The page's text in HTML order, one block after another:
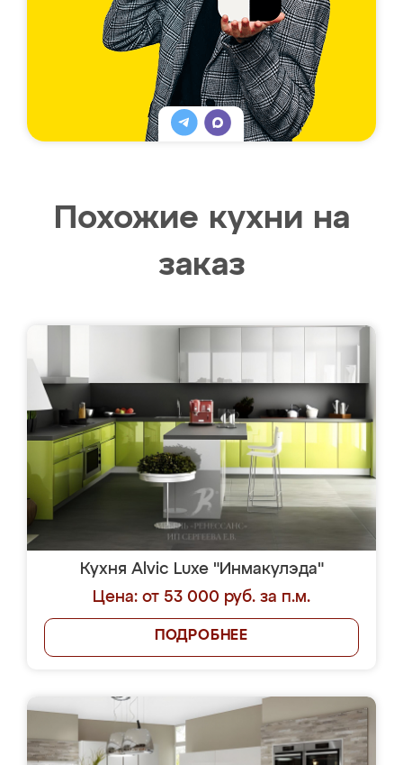
Похожие кухни на
заказ
Кухня Alvic Luxe "Инмакулэда"
Цена: от 53 000 руб. за п.м.
ПОДРОБНЕЕ